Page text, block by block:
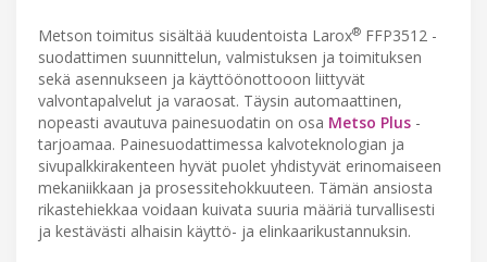
Metson toimitus sisältää kuudentoista Larox® FFP3512 -
suodattimen suunnittelun, valmistuksen ja toimituksen
sekä asennukseen ja käyttöönottooon liittyvät
valvontapalvelut ja varaosat. Täysin automaattinen,
nopeasti avautuva painesuodatin on osa Metso Plus -
tarjoamaa. Painesuodattimessa kalvoteknologian ja
sivupalkkirakenteen hyvät puolet yhdistyvät erinomaiseen
mekaniikkaan ja prosessitehokkuuteen. Tämän ansiosta
rikastehiekkaa voidaan kuivata suuria määriä turvallisesti
ja kestävästi alhaisin käyttö- ja elinkaarikustannuksin.